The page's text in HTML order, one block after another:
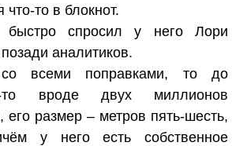
то в блокнот.
спросил у него Лори
аналитиков.
всеми поправками, то до
то вроде двух миллионов
его размер – метров пять-шесть,
у него есть собственное